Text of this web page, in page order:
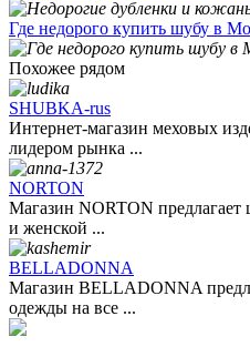
Где недорого купить шубу в
Похожее рядом
SHUBKA-rus
Интернет-магазин меховых
лидером рынка ...
NORTON
Магазин NORTON
и женской ...
BELLADONNA
Магазин BELLADONNA
одежды на все ...